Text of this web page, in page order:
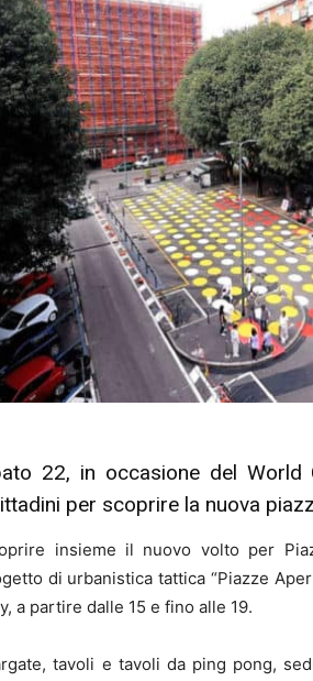
22, in occasione del
per scoprire la nuova
insieme il nuovo volto per
di urbanistica tattica “Piazze
a partire dalle 15 e fino alle 19.
tavoli e tavoli da ping pong,